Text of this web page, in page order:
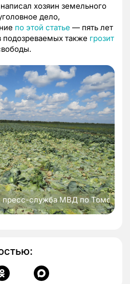
хозяин земельного
дело,
по этой статье — пять лет
также грозит
пресс-служба МВД по Томской